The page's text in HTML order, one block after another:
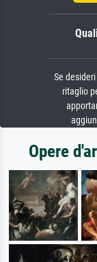
Se
ritaglio
Opere